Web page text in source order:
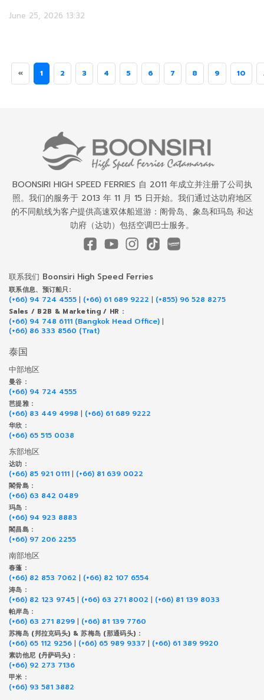
June 25, 2026 13:32
« 1 2 3 4 5 6 7 8 9 10
BOONSIRI HIGH SPEED FERRIES 自 2011 年成立并注册了公司执
照。我们的服务于 2013 年 11 月 15 日开始。我们通过达叻府地区
的不同航线为客户提供高速双体船巡游：阁骨岛、象岛和玛岛 和达
叻府（达叻）包括空调巴士服务。
联系我们 Boonsiri High Speed Ferries
联系信息、预订船只:
(+66) 94 724 4555 | (+66) 61 689 9222 | (+855) 96 528 8275
Sales / B2B & Marketing / HR :
(+66) 94 748 6111 (Bangkok Head Office) |
(+66) 86 333 8560 (Trat)
泰国
中部地区
曼谷 :
(+66) 94 724 4555
芭提雅 :
(+66) 83 449 4998 | (+66) 61 689 9222
华欣 :
(+66) 65 515 0038
东部地区
达叻 :
(+66) 85 921 0111 | (+66) 81 639 0022
閣骨島 :
(+66) 63 842 0489
玛岛 :
(+66) 94 923 8883
閣昌島 :
(+66) 97 206 2255
南部地区
春蓬 :
(+66) 82 853 7062 | (+66) 82 107 6554
涛岛 :
(+66) 82 123 9745 | (+66) 63 271 8002 | (+66) 81 139 8033
帕岸岛 :
(+66) 63 271 8299 | (+66) 81 139 7760
苏梅岛 (邦拉克码头) & 苏梅岛 (那通码头) :
(+66) 65 112 9256 | (+66) 65 989 9337 | (+66) 61 389 9920
素叻他尼 (丹萨码头) :
(+66) 92 273 7136
甲米 :
(+66) 93 581 3882